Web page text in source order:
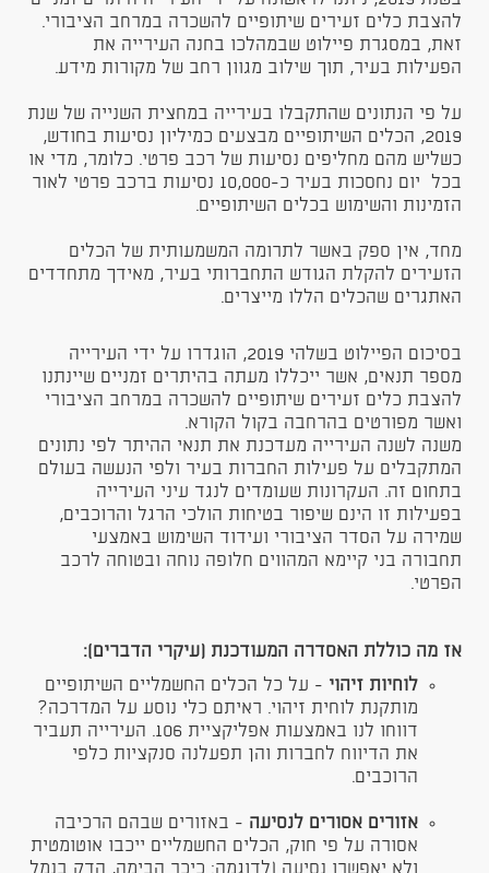
להצבת כלים זעירים שיתופיים להשכרה במרחב הציבורי.
זאת, במסגרת פיילוט שבמהלכו בחנה העירייה את
הפעילות בעיר, תוך שילוב מגוון רחב של מקורות מידע.
על פי הנתונים שהתקבלו בעירייה במחצית השנייה של שנת
2019, הכלים השיתופיים מבצעים כמיליון נסיעות בחודש,
כשליש מהם מחליפים נסיעות של רכב פרטי. כלומר, מדי או
בכל יום נחסכות בעיר כ-10,000 נסיעות ברכב פרטי לאור
הזמינות והשימוש בכלים השיתופיים.
מחד, אין ספק באשר לתרומה המשמעותית של הכלים
הזעירים להקלת הגודש התחברותי בעיר, מאידך מתחדדים
האתגרים שהכלים הללו מייצרים.​
בסיכום הפיילוט בשלהי 2019, הוגדרו על ידי העירייה
מספר תנאים, אשר ייכללו מעתה בהיתרים זמניים שיינתנו
להצבת כלים זעירים שיתופיים להשכרה במרחב הציבורי
ואשר מפורטים בהרחבה בקול הקורא.
משנה לשנה העירייה מעדכנת את תנאי ההיתר לפי נתונים
המתקבלים על פעילות החברות בעיר ולפי הנעשה בעולם
בתחום זה. העקרונות שעומדים לנגד עיני העירייה
בפעילות זו הינם שיפור בטיחות הולכי הרגל והרוכבים,
שמירה על הסדר הציבורי ועידוד השימוש באמצעי
תחבורה בני קיימא המהווים חלופה נוחה ובטוחה לרכב
הפרטי.
אז מה כוללת האסדרה המעודכנת (עיקרי הדברים):
לוחיות זיהוי - על כל הכלים החשמליים השיתופיים
מותקנת לוחית זיהוי. ראיתם כלי נוסע על המדרכה?
דווחו לנו באמצעות אפליקציית 106. העירייה תעביר
את הדיווח לחברות והן תפעלנה סנקציות כלפי
הרוכבים.
אזורים אסורים לנסיעה - באזורים שבהם הרכיבה
אסורה על פי חוק, הכלים החשמליים ייכבו אוטומטית
ולא יאפשרו נסיעה (לדוגמה: כיכר הבימה, הדק בנמל